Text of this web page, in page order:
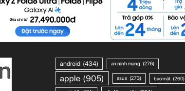
android (434) an ninh mạng (276)
apple (905) asus (273) bảo mật (260)